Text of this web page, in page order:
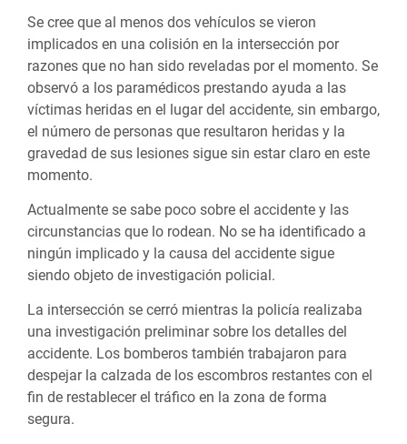
Se cree que al menos dos vehículos se vieron
implicados en una colisión en la intersección por
razones que no han sido reveladas por el momento. Se
observó a los paramédicos prestando ayuda a las
víctimas heridas en el lugar del accidente, sin embargo,
el número de personas que resultaron heridas y la
gravedad de sus lesiones sigue sin estar claro en este
momento.
Actualmente se sabe poco sobre el accidente y las
circunstancias que lo rodean. No se ha identificado a
ningún implicado y la causa del accidente sigue
siendo objeto de investigación policial.
La intersección se cerró mientras la policía realizaba
una investigación preliminar sobre los detalles del
accidente. Los bomberos también trabajaron para
despejar la calzada de los escombros restantes con el
fin de restablecer el tráfico en la zona de forma
segura.